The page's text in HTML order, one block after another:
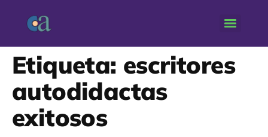
Etiqueta: escritores
autodidactas
exitosos